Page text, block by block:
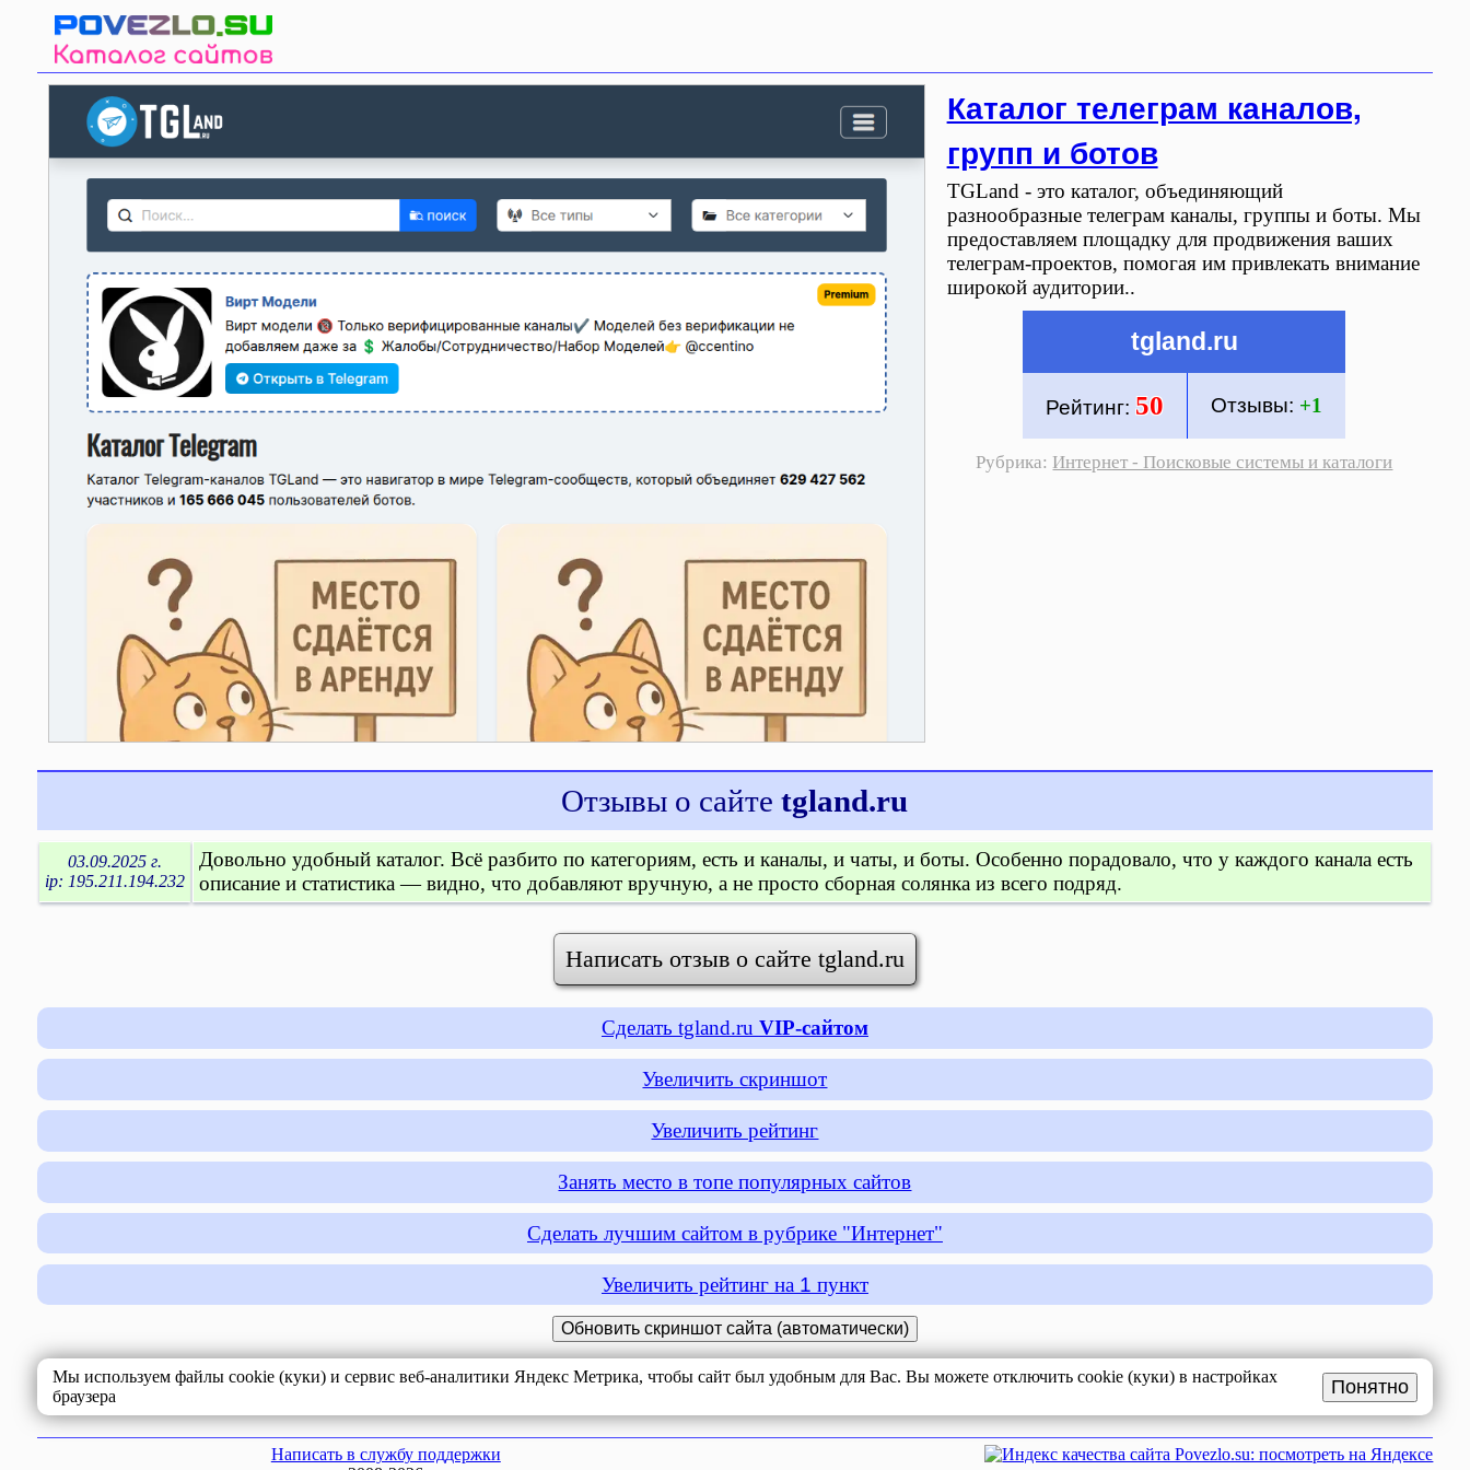
Каталог телеграм каналов,
групп и ботов
TGLand - это каталог, объединяющий
разнообразные телеграм каналы, группы и боты. Мы
предоставляем площадку для продвижения ваших
телеграм-проектов, помогая им привлекать внимание
широкой аудитории..
tgland.ru
Рейтинг:50 Отзывы: +1
Рубрика: Интернет - Поисковые системы и каталоги
Отзывы о сайтеtgland.ru
03.09.2025 г.
ip: 195.211.194.232
Довольно удобный каталог. Всё разбито по категориям, есть и каналы, и чаты, и боты. Особенно порадовало, что у каждого канала есть
описание и статистика — видно, что добавляют вручную, а не просто сборная солянка из всего подряд.
Написать отзыв о сайте tgland.ru
Сделать tgland.ru VIP-сайтом
Увеличить скриншот
Увеличить рейтинг
Занять место в топе популярных сайтов
Сделать лучшим сайтом в рубрике "Интернет"
Увеличить рейтинг на 1 пункт
Мы используем файлы cookie (куки) и сервис веб-аналитики Яндекс Метрика, чтобы сайт был удобным для Вас. Вы можете отключить cookie (куки) в настройках
браузера
Понятно
Написать в службу поддержки